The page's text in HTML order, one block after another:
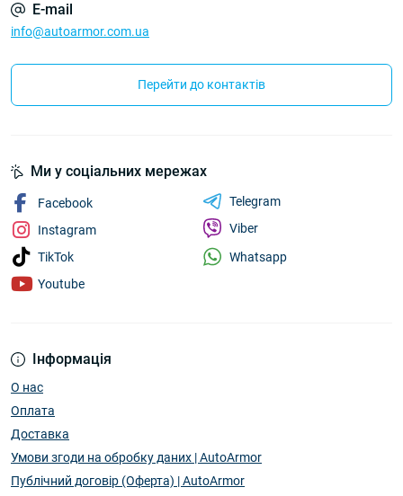
E-mail
info@autoarmor.com.ua
Перейти до контактів
Інформація
О нас
Оплата
Доставка
Умови згоди на обробку даних | AutoArmor
Публічний договір (Оферта) | AutoArmor
Ми у соціальних мережах
Facebook
Instagram
TikTok
Youtube
Telegram
Viber
Whatsapp